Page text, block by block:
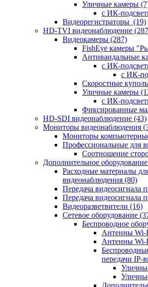
Уличные камеры
с ИК-
Видеорегистраторы (19)
HD-TVI видеонаблюдение
Видеокамеры (287)
FishEye камеры
Антивандальные
с ИК-
с ИК-
Скоростные
Уличные камеры
с ИК-
Фиксированные
HD-SDI видеонаблюдение (43)
Мониторы видеонаблюдения
Мониторы
Профессиональные для
Соотношение
Дополнительное оборудование
Расходные материалы
видеонаблюдения (80)
Передача видеосигнала
Передача видеосигнала
Видеоразветвители (16)
Сетевое оборудование
Беспроводное
Антенны Wi-
Антенны Wi-
передачи IP-